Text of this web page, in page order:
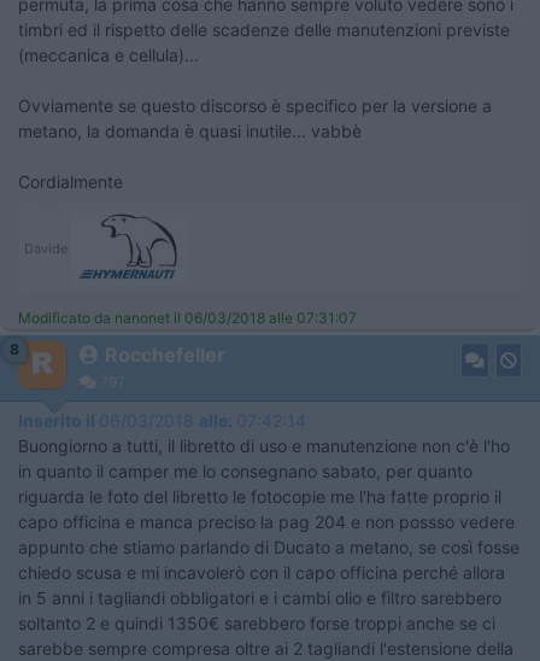
permuta, la prima cosa che hanno sempre voluto vedere sono i
timbri ed il rispetto delle scadenze delle manutenzioni previste
(meccanica e cellula)...
Ovviamente se questo discorso è specifico per la versione a
metano, la domanda è quasi inutile... vabbè
Cordialmente
Davide
Modificato da nanonet il 06/03/2018 alle 07:31:07
8
Rocchefeller
797
Inserito il 06/03/2018 alle: 07:42:14
Buongiorno a tutti, il libretto di uso e manutenzione non c'è l'ho
in quanto il camper me lo consegnano sabato, per quanto
riguarda le foto del libretto le fotocopie me l'ha fatte proprio il
capo officina e manca preciso la pag 204 e non possso vedere
appunto che stiamo parlando di Ducato a metano, se così fosse
chiedo scusa e mi incavolerò con il capo officina perché allora
in 5 anni i tagliandi obbligatori e i cambi olio e filtro sarebbero
soltanto 2 e quindi 1350€ sarebbero forse troppi anche se ci
sarebbe sempre compresa oltre ai 2 tagliandi l'estensione della